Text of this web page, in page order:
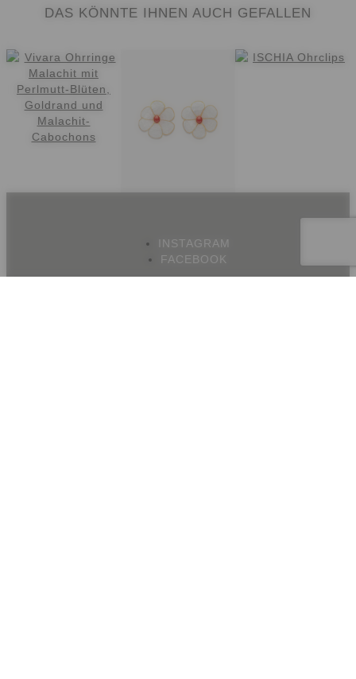
DAS KÖNNTE IHNEN AUCH GEFALLEN
INSTAGRAM
FACEBOOK